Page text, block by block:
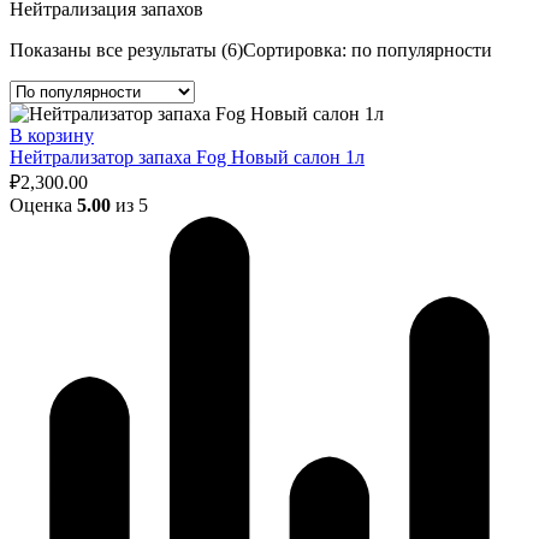
Нейтрализация запахов
Показаны все результаты (6)Сортировка: по популярности
В корзину
Нейтрализатор запаха Fog Новый салон 1л
₽2,300.00
Оценка 5.00 из 5